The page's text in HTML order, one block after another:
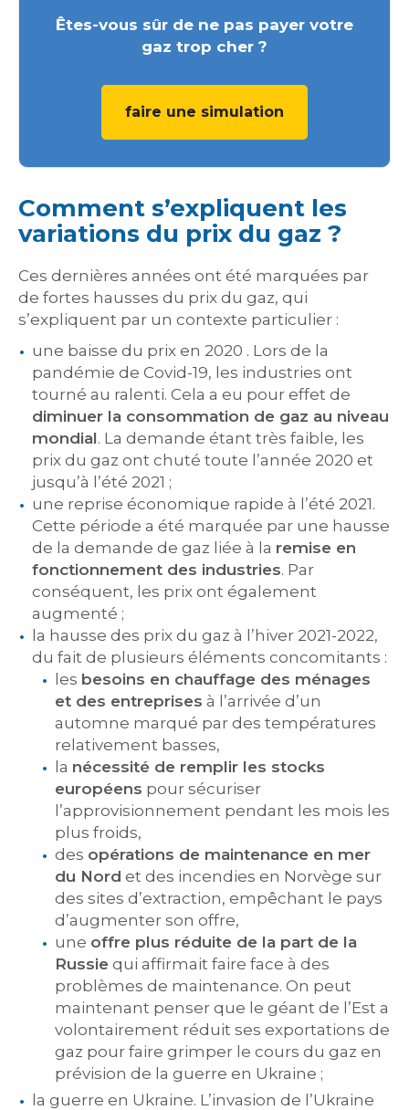
Êtes-vous sûr de ne pas payer votre
gaz trop cher ?
faire une simulation
Comment s’expliquent les
variations du prix du gaz ?
Ces dernières années ont été marquées par
de fortes hausses du prix du gaz, qui
s’expliquent par un contexte particulier :
une baisse du prix en 2020 . Lors de la
pandémie de Covid-19, les industries ont
tourné au ralenti. Cela a eu pour effet de
diminuer la consommation de gaz au niveau
mondial. La demande étant très faible, les
prix du gaz ont chuté toute l’année 2020 et
jusqu’à l’été 2021 ;
une reprise économique rapide à l’été 2021.
Cette période a été marquée par une hausse
de la demande de gaz liée à la remise en
fonctionnement des industries. Par
conséquent, les prix ont également
augmenté ;
la hausse des prix du gaz à l’hiver 2021-2022,
du fait de plusieurs éléments concomitants :
les besoins en chauffage des ménages
et des entreprises à l’arrivée d’un
automne marqué par des températures
relativement basses,
la nécessité de remplir les stocks
européens pour sécuriser
l’approvisionnement pendant les mois les
plus froids,
des opérations de maintenance en mer
du Nord et des incendies en Norvège sur
des sites d’extraction, empêchant le pays
d’augmenter son offre,
une offre plus réduite de la part de la
Russie qui affirmait faire face à des
problèmes de maintenance. On peut
maintenant penser que le géant de l’Est a
volontairement réduit ses exportations de
gaz pour faire grimper le cours du gaz en
prévision de la guerre en Ukraine ;
la guerre en Ukraine. L’invasion de l’Ukraine